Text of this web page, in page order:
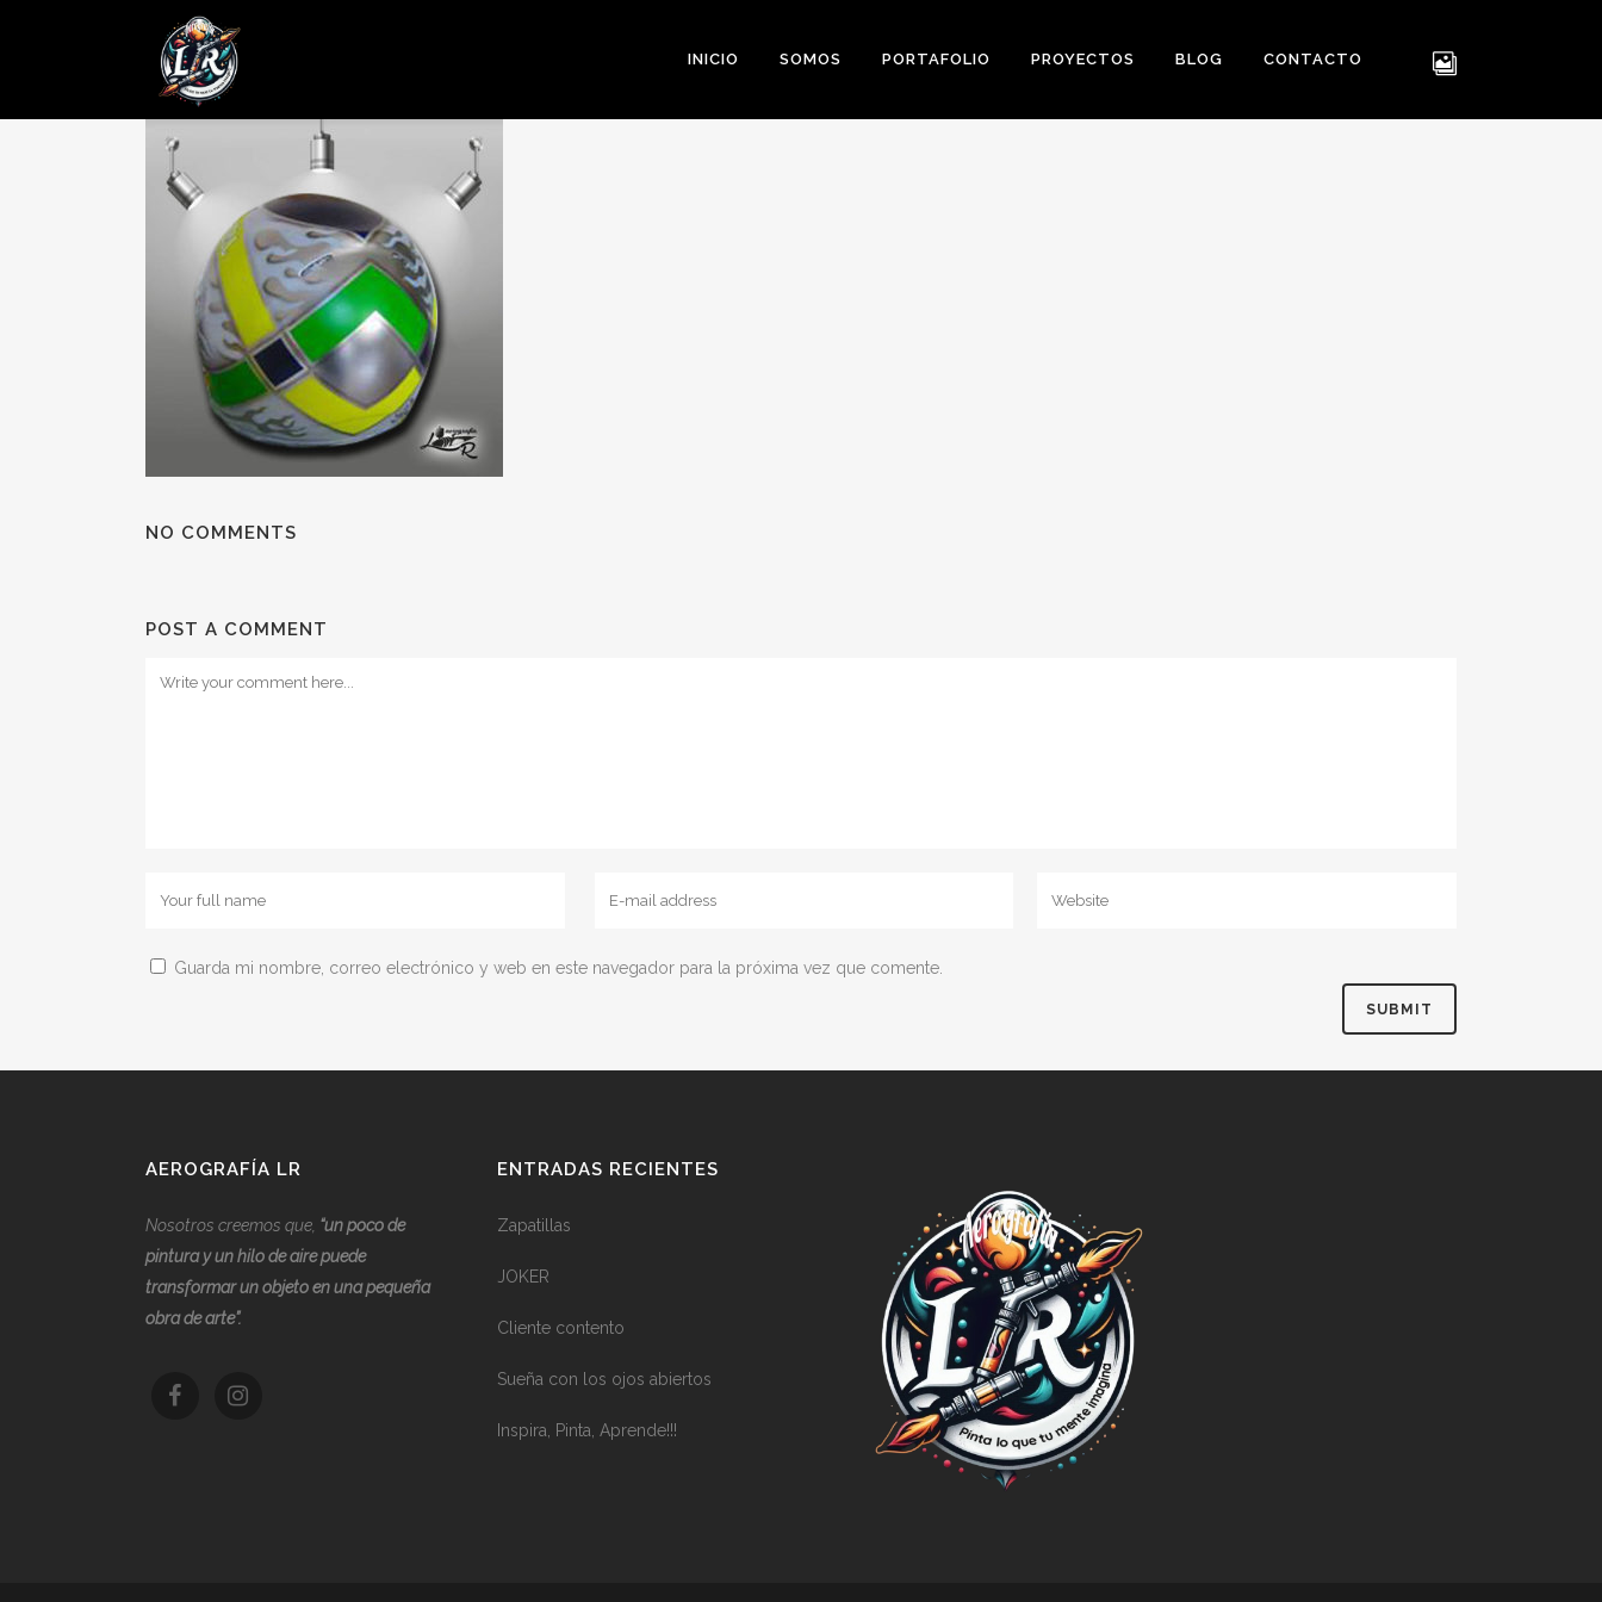
INICIO SOMOS PORTAFOLIO PROYECTOS BLOG CONTACTO
11 AGO
Posted at 21:58h
NO COMMENTS
POST A COMMENT
Guarda mi nombre, correo electrónico y web en este navegador para la próxima vez que comente.
AEROGRAFÍA LR
Nosotros creemos que, “un poco de
pintura y un hilo de aire puede
transformar un objeto en una pequeña
obra de arte”.
ENTRADAS RECIENTES
Zapatillas
JOKER
Cliente contento
Sueña con los ojos abiertos
Inspira, Pinta, Aprende!!!